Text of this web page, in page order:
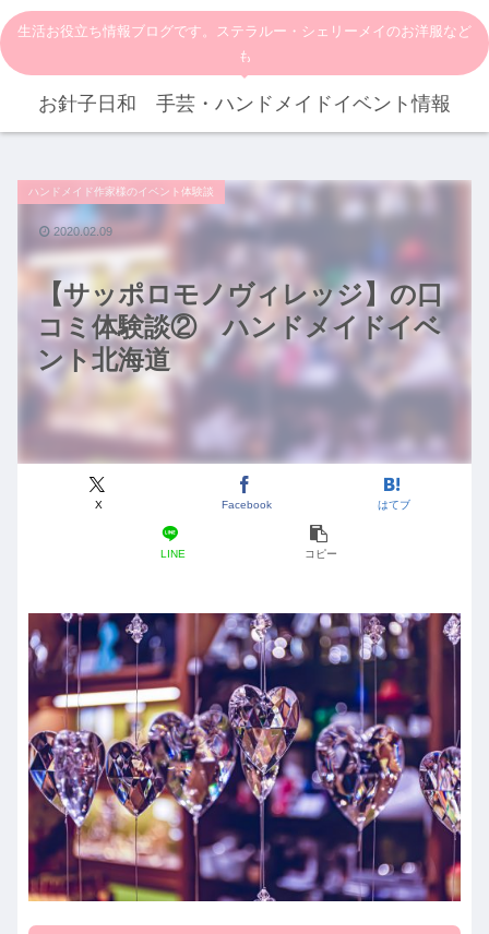
生活お役立ち情報ブログです。ステラルー・シェリーメイのお洋服など
も
お針子日和 手芸・ハンドメイドイベント情報
【サッポロモノヴィレッジ】の口
コミ体験談② ハンドメイドイベ
ント北海道
ハンドメイド作家様のイベント体験談
X Facebook はてブ
LINE コピー
2020.02.09